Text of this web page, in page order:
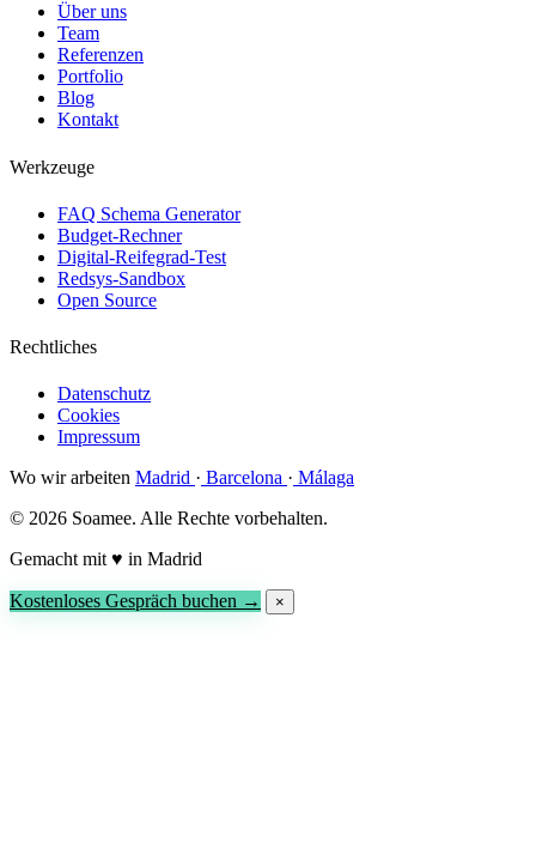
Über uns
Team
Referenzen
Portfolio
Blog
Kontakt
Werkzeuge
FAQ Schema Generator
Budget-Rechner
Digital-Reifegrad-Test
Redsys-Sandbox
Open Source
Rechtliches
Datenschutz
Cookies
Impressum
Wo wir arbeiten Madrid · Barcelona · Málaga
© 2026 Soamee. Alle Rechte vorbehalten.
Gemacht mit♥ in Madrid
Kostenloses Gespräch buchen → ×